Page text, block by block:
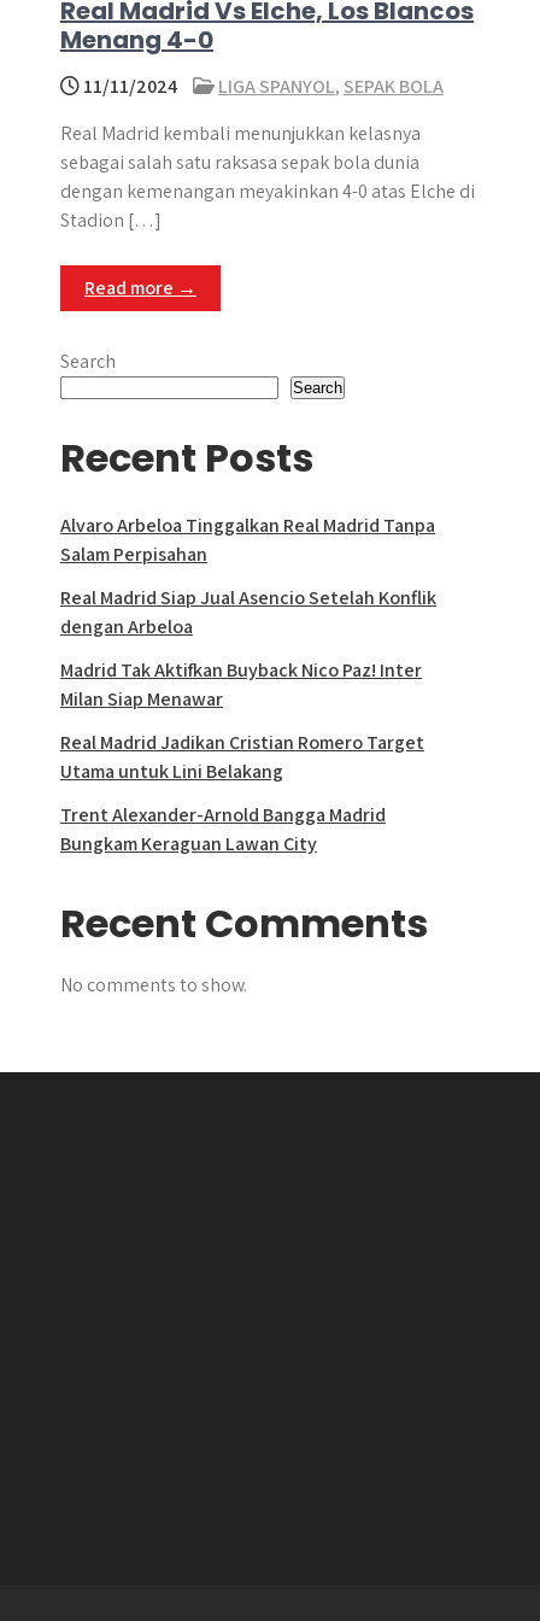
Real Madrid Vs Elche, Los Blancos
Menang 4-0
11/11/2024 LIGA SPANYOL, SEPAK BOLA
Real Madrid kembali menunjukkan kelasnya
sebagai salah satu raksasa sepak bola dunia
dengan kemenangan meyakinkan 4-0 atas Elche di
Stadion […]
Read more →
Search
Search
Recent Posts
Alvaro Arbeloa Tinggalkan Real Madrid Tanpa
Salam Perpisahan
Real Madrid Siap Jual Asencio Setelah Konflik
dengan Arbeloa
Madrid Tak Aktifkan Buyback Nico Paz! Inter
Milan Siap Menawar
Real Madrid Jadikan Cristian Romero Target
Utama untuk Lini Belakang
Trent Alexander-Arnold Bangga Madrid
Bungkam Keraguan Lawan City
Recent Comments
No comments to show.